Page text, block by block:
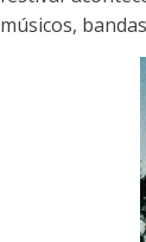
músicos,